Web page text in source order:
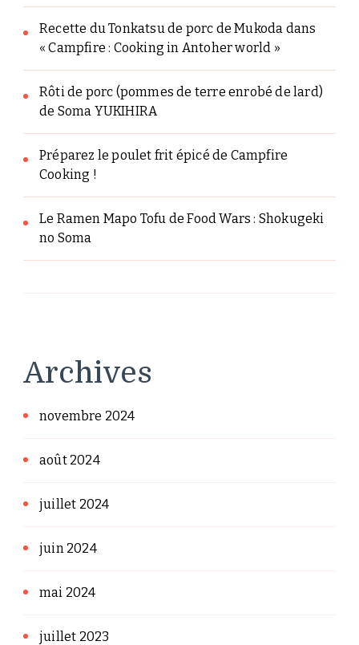
Recette du Tonkatsu de porc de Mukoda dans
« Campfire : Cooking in Antoher world »
Rôti de porc (pommes de terre enrobé de lard)
de Soma YUKIHIRA
Préparez le poulet frit épicé de Campfire
Cooking !
Le Ramen Mapo Tofu de Food Wars : Shokugeki
no Soma
Archives
novembre 2024
août 2024
juillet 2024
juin 2024
mai 2024
juillet 2023